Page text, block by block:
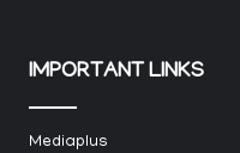
IMPORTANT LINKS
Mediaplus